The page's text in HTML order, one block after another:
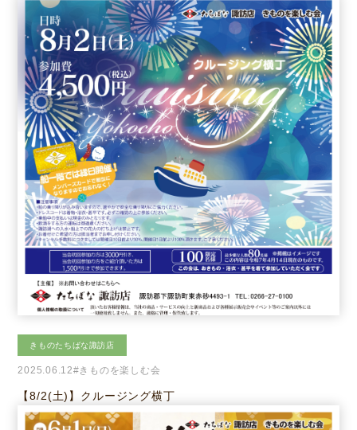
きものたちばな諏訪店
2025.06.12#きものを楽しむ会
【8/2(土)】クルージング横丁